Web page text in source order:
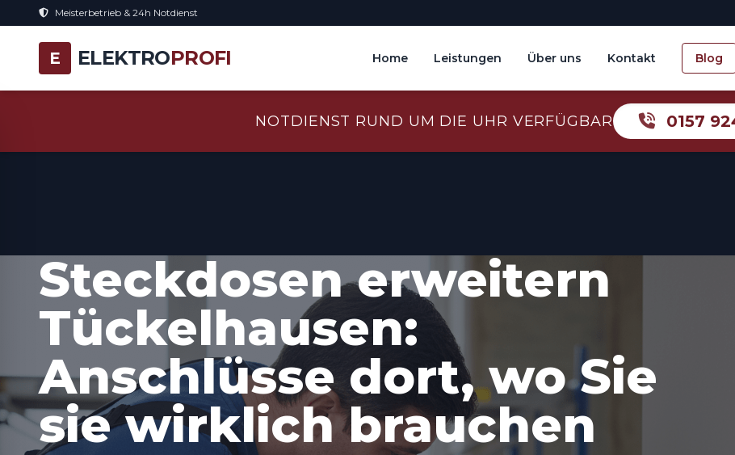
Meisterbetrieb & 24h Notdienst
E ELEKTROPROFI Home Leistungen Über uns Kontakt Blog
NOTDIENST RUND UM DIE UHR VERFÜGBAR 0157
Steckdosen erweitern
Tückelhausen:
Anschlüsse dort, wo Sie
sie wirklich brauchen